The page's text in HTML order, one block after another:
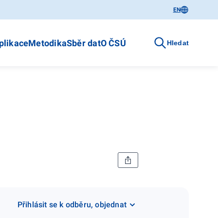
EN
MetodikaSběr datO ČSÚ Hledat
Přihlásit se k odběru, objednat